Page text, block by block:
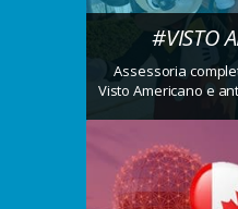
#VISTO
Assessoria
Visto Americano e